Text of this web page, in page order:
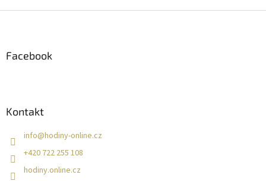
Facebook
Kontakt
info@hodiny-online.cz
+420 722 255 108
hodiny.online.cz